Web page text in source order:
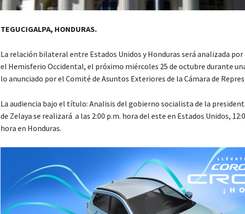
TEGUCIGALPA, HONDURAS.
La relación bilateral entre Estados Unidos y Honduras será analizada
el Hemisferio Occidental, el próximo miércoles 25 de octubre durante
lo anunciado por el Comité de Asuntos Exteriores de la Cámara de
La audiencia bajo el título: Analisis del gobierno socialista de la
de Zelaya se realizará a las 2:00 p.m. hora del este en Estados Unidos,
hora en Honduras.